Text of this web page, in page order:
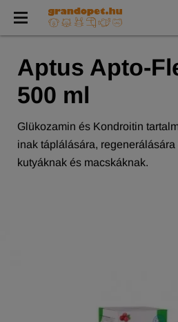
Aptus Apto-
500 ml
Glükozamin és Kondroitin
inak táplálására,
kutyáknak és macskáknak.